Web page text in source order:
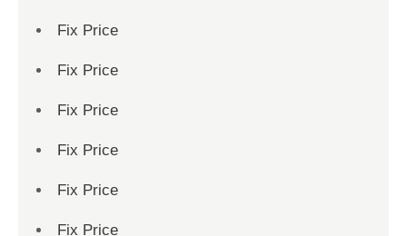
Fix Price
Fix Price
Fix Price
Fix Price
Fix Price
Fix Price